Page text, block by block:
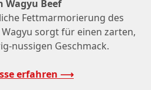
Wagyu Beef
Fettmarmorierung des
sorgt für einen zarten,
nussigen Geschmack.
erfahren ⟶